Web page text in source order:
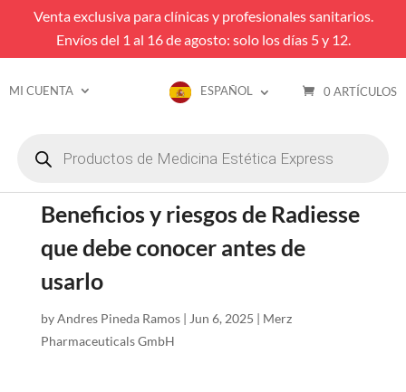
Venta exclusiva para clínicas y profesionales sanitarios.
Envíos del 1 al 16 de agosto: solo los días 5 y 12.
MI CUENTA ESPAÑOL 0 ARTÍCULOS
productos
Beneficios y riesgos de Radiesse
que debe conocer antes de
usarlo
byAndres Pineda Ramos| Jun 6, 2025 | Merz
Pharmaceuticals GmbH